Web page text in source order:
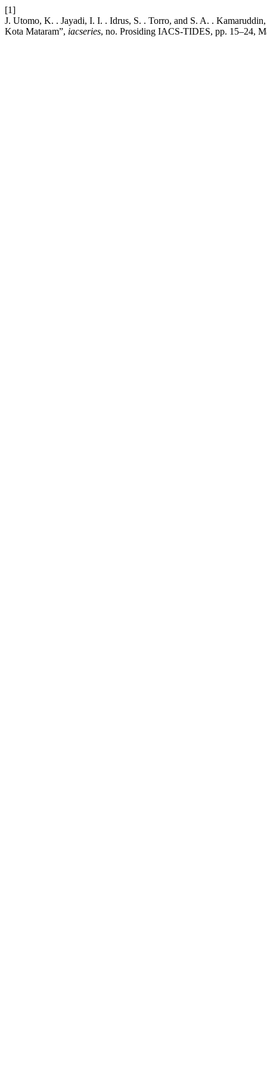
[1]
J. Utomo, K. . Jayadi, I. I. . Idrus, S. . Torro, and S. A. .
Kota Mataram”, iacseries, no. Prosiding IACS-TIDES, pp. 15–24,